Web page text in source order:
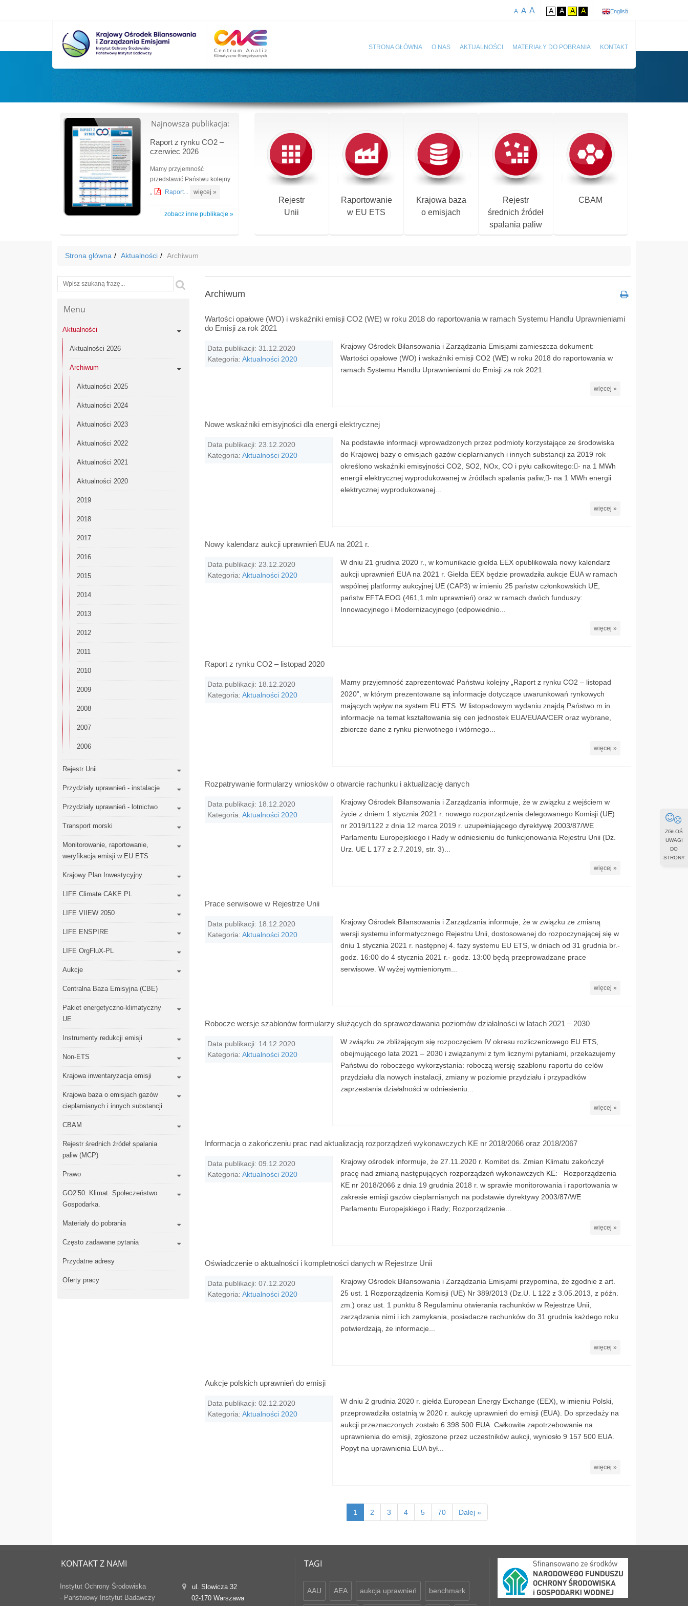
A A A A A A A English
STRONA GŁÓWNA O NAS AKTUALNOŚCI MATERIAŁY DO POBRANIA KONTAKT
Najnowsza publikacja:
Raport z rynku CO2 –
czerwiec 2026
Mamy przyjemność
przedstawić Państwu kolejny
„
Raport... więcej »
zobacz inne publikacje »
Rejestr
Unii
Raportowanie
w EU ETS
Krajowa baza
o emisjach
Rejestr
średnich źródeł
spalania paliw
CBAM
Strona główna Aktualności Archiwum
Wyszukiwarka
Menu
Aktualności
Aktualności 2026
Archiwum
Aktualności 2025
Aktualności 2024
Aktualności 2023
Aktualności 2022
Aktualności 2021
Aktualności 2020
2019
2018
2017
2016
2015
2014
2013
2012
2011
2010
2009
2008
2007
2006
Rejestr Unii
Przydziały uprawnień - instalacje
Przydziały uprawnień - lotnictwo
Transport morski
Monitorowanie, raportowanie,
weryfikacja emisji w EU ETS
Krajowy Plan Inwestycyjny
LIFE Climate CAKE PL
LIFE VIIEW 2050
LIFE ENSPIRE
LIFE OrgFluX-PL
Aukcje
Centralna Baza Emisyjna (CBE)
Pakiet energetyczno-klimatyczny
UE
Instrumenty redukcji emisji
Non-ETS
Krajowa inwentaryzacja emisji
Krajowa baza o emisjach gazów
cieplarnianych i innych substancji
CBAM
Rejestr średnich źródeł spalania
paliw (MCP)
Prawo
GO2’50. Klimat. Społeczeństwo.
Gospodarka.
Materiały do pobrania
Często zadawane pytania
Przydatne adresy
Oferty pracy
Archiwum
Wartości opałowe (WO) i wskaźniki emisji CO2 (WE) w roku 2018 do raportowania w ramach Systemu Handlu Uprawnieniami
do Emisji za rok 2021
Data publikacji: 31.12.2020
Kategoria: Aktualności 2020
Krajowy Ośrodek Bilansowania i Zarządzania Emisjami zamieszcza dokument:
Wartości opałowe (WO) i wskaźniki emisji CO2 (WE) w roku 2018 do raportowania w
ramach Systemu Handlu Uprawnieniami do Emisji za rok 2021.
więcej »
Nowe wskaźniki emisyjności dla energii elektrycznej
Data publikacji: 23.12.2020
Kategoria: Aktualności 2020
Na podstawie informacji wprowadzonych przez podmioty korzystające ze środowiska
do Krajowej bazy o emisjach gazów cieplarnianych i innych substancji za 2019 rok
określono wskaźniki emisyjności CO2, SO2, NOx, CO i pyłu całkowitego:- na 1 MWh
energii elektrycznej wyprodukowanej w źródłach spalania paliw,- na 1 MWh energii
elektrycznej wyprodukowanej...
więcej »
Nowy kalendarz aukcji uprawnień EUA na 2021 r.
Data publikacji: 23.12.2020
Kategoria: Aktualności 2020
W dniu 21 grudnia 2020 r., w komunikacie giełda EEX opublikowała nowy kalendarz
aukcji uprawnień EUA na 2021 r. Giełda EEX będzie prowadziła aukcje EUA w ramach
wspólnej platformy aukcyjnej UE (CAP3) w imieniu 25 państw członkowskich UE,
państw EFTA EOG (461,1 mln uprawnień) oraz w ramach dwóch funduszy:
Innowacyjnego i Modernizacyjnego (odpowiednio...
więcej »
Raport z rynku CO2 – listopad 2020
Data publikacji: 18.12.2020
Kategoria: Aktualności 2020
Mamy przyjemność zaprezentować Państwu kolejny „Raport z rynku CO2 – listopad
2020”, w którym prezentowane są informacje dotyczące uwarunkowań rynkowych
mających wpływ na system EU ETS. W listopadowym wydaniu znajdą Państwo m.in.
informacje na temat kształtowania się cen jednostek EUA/EUAA/CER oraz wybrane,
zbiorcze dane z rynku pierwotnego i wtórnego...
więcej »
Rozpatrywanie formularzy wniosków o otwarcie rachunku i aktualizację danych
Data publikacji: 18.12.2020
Kategoria: Aktualności 2020
Krajowy Ośrodek Bilansowania i Zarządzania informuje, że w związku z wejściem w
życie z dniem 1 stycznia 2021 r. nowego rozporządzenia delegowanego Komisji (UE)
nr 2019/1122 z dnia 12 marca 2019 r. uzupełniającego dyrektywę 2003/87/WE
Parlamentu Europejskiego i Rady w odniesieniu do funkcjonowania Rejestru Unii (Dz.
Urz. UE L 177 z 2.7.2019, str. 3)...
więcej »
Prace serwisowe w Rejestrze Unii
Data publikacji: 18.12.2020
Kategoria: Aktualności 2020
Krajowy Ośrodek Bilansowania i Zarządzania informuje, że w związku ze zmianą
wersji systemu informatycznego Rejestru Unii, dostosowanej do rozpoczynającej się w
dniu 1 stycznia 2021 r. następnej 4. fazy systemu EU ETS, w dniach od 31 grudnia br.-
godz. 16:00 do 4 stycznia 2021 r.- godz. 13:00 będą przeprowadzane prace
serwisowe. W wyżej wymienionym...
więcej »
Robocze wersje szablonów formularzy służących do sprawozdawania poziomów działalności w latach 2021 – 2030
Data publikacji: 14.12.2020
Kategoria: Aktualności 2020
W związku ze zbliżającym się rozpoczęciem IV okresu rozliczeniowego EU ETS,
obejmującego lata 2021 – 2030 i związanymi z tym licznymi pytaniami, przekazujemy
Państwu do roboczego wykorzystania: roboczą wersję szablonu raportu do celów
przydziału dla nowych instalacji, zmiany w poziomie przydziału i przypadków
zaprzestania działalności w odniesieniu...
więcej »
Informacja o zakończeniu prac nad aktualizacją rozporządzeń wykonawczych KE nr 2018/2066 oraz 2018/2067
Data publikacji: 09.12.2020
Kategoria: Aktualności 2020
Krajowy ośrodek informuje, że 27.11.2020 r. Komitet ds. Zmian Klimatu zakończył
pracę nad zmianą następujących rozporządzeń wykonawczych KE: Rozporządzenia
KE nr 2018/2066 z dnia 19 grudnia 2018 r. w sprawie monitorowania i raportowania w
zakresie emisji gazów cieplarnianych na podstawie dyrektywy 2003/87/WE
Parlamentu Europejskiego i Rady; Rozporządzenie...
więcej »
Oświadczenie o aktualności i kompletności danych w Rejestrze Unii
Data publikacji: 07.12.2020
Kategoria: Aktualności 2020
Krajowy Ośrodek Bilansowania i Zarządzania Emisjami przypomina, że zgodnie z art.
25 ust. 1 Rozporządzenia Komisji (UE) Nr 389/2013 (Dz.U. L 122 z 3.05.2013, z późn.
zm.) oraz ust. 1 punktu 8 Regulaminu otwierania rachunków w Rejestrze Unii,
zarządzania nimi i ich zamykania, posiadacze rachunków do 31 grudnia każdego roku
potwierdzają, że informacje...
więcej »
Aukcje polskich uprawnień do emisji
Data publikacji: 02.12.2020
Kategoria: Aktualności 2020
W dniu 2 grudnia 2020 r. giełda European Energy Exchange (EEX), w imieniu Polski,
przeprowadziła ostatnią w 2020 r. aukcję uprawnień do emisji (EUA). Do sprzedaży na
aukcji przeznaczonych zostało 6 398 500 EUA. Całkowite zapotrzebowanie na
uprawnienia do emisji, zgłoszone przez uczestników aukcji, wyniosło 9 157 500 EUA.
Popyt na uprawnienia EUA był...
więcej »
1 2 3 4 5 70 Dalej »
KONTAKT Z NAMI
Instytut Ochrony Środowiska
- Państwowy Instytut Badawczy
ul. Słowicza 32
02-170 Warszawa
TAGI
AAU AEA aukcja uprawnień benchmark
ZGŁOŚ
UWAGI
DO
STRONY